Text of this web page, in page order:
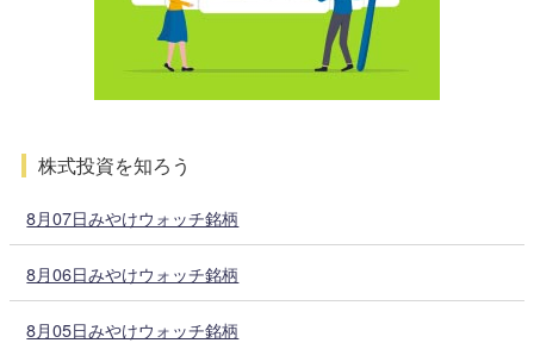
株式投資を知ろう
8月07日みやけウォッチ銘柄
8月06日みやけウォッチ銘柄
8月05日みやけウォッチ銘柄